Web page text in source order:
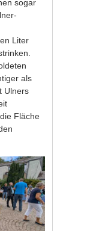
sogar
Liter
als
Ulners
Fläche